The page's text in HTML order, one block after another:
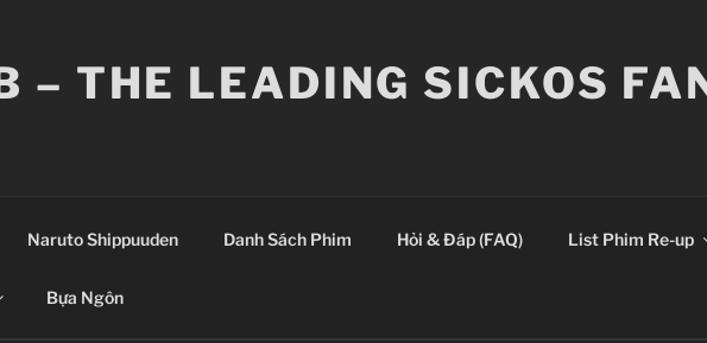
– THE LEADING SICKOS
Naruto Shippuuden Danh Sách Phim Hỏi & Đáp (FAQ) List Phim Re-up
Bựa Ngôn